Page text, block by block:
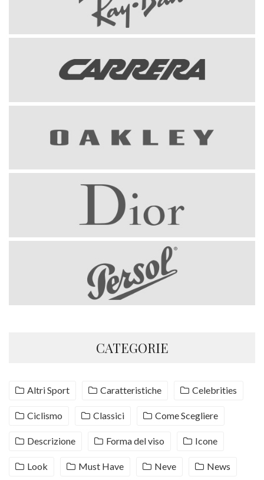
CATEGORIE
Altri Sport Caratteristiche Celebrities
Ciclismo Classici Come Scegliere
Descrizione Forma del viso Icone
Look Must Have Neve News